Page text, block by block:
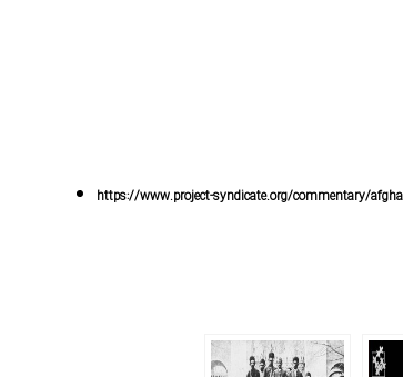
https://www.project-syndicate.org/commentary/